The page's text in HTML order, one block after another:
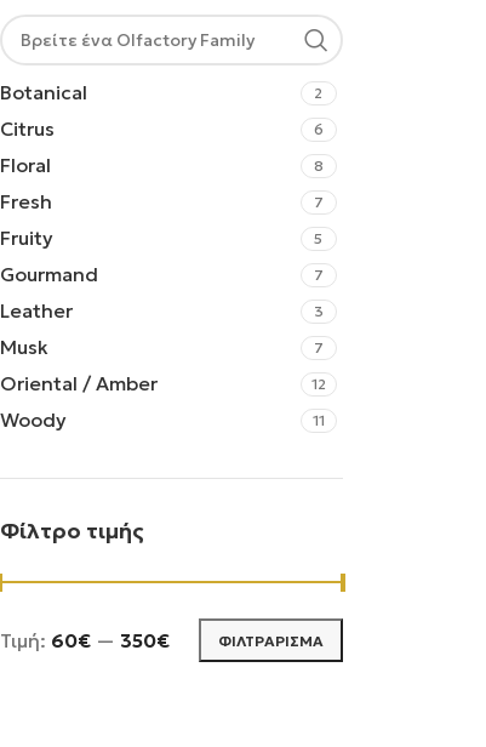
Botanical 2
Citrus 6
Floral 8
Fresh 7
Fruity 5
Gourmand 7
Leather 3
Musk 7
Oriental / Amber 12
Woody 11
Φίλτρο τιμής
ΦΙΛΤΡΆΡΙΣΜΑ
Τιμή: 60€ — 350€